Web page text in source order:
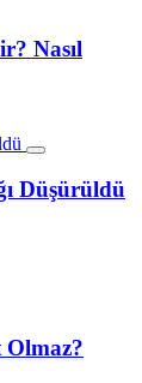
Nasıl
Düşürüldü